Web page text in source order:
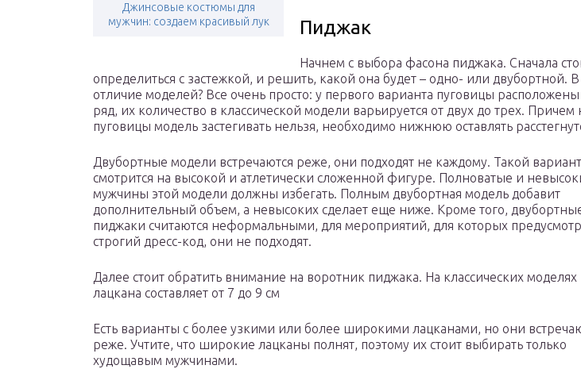
Джинсовые костюмы для
мужчин: создаем красивый лук
Пиджак
Начнем с выбора фасона пиджака. Сначала
определиться с застежкой, и решить, какой она будет – одно- или двубортной.
отличие моделей? Все очень просто: у первого варианта пуговицы
ряд, их количество в классической модели варьируется от двух до трех. Причем
пуговицы модель застегивать нельзя, необходимо нижнюю оставлять
Двубортные модели встречаются реже, они подходят не каждому. Такой
смотрится на высокой и атлетически сложенной фигуре. Полноватые и
мужчины этой модели должны избегать. Полным двубортная модель добавит
дополнительный объем, а невысоких сделает еще ниже. Кроме того,
пиджаки считаются неформальными, для мероприятий, для которых
строгий дресс-код, они не подходят.
Далее стоит обратить внимание на воротник пиджака. На классических
лацкана составляет от 7 до 9 см
Есть варианты с более узкими или более широкими лацканами, но они
реже. Учтите, что широкие лацканы полнят, поэтому их стоит выбирать только
худощавым мужчинами.